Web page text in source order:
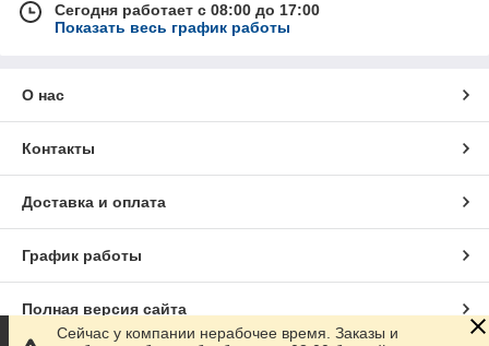
Сегодня работает с 08:00 до 17:00
Показать весь график работы
О нас
Контакты
Доставка и оплата
График работы
Полная версия сайта
Сейчас у компании нерабочее время. Заказы и